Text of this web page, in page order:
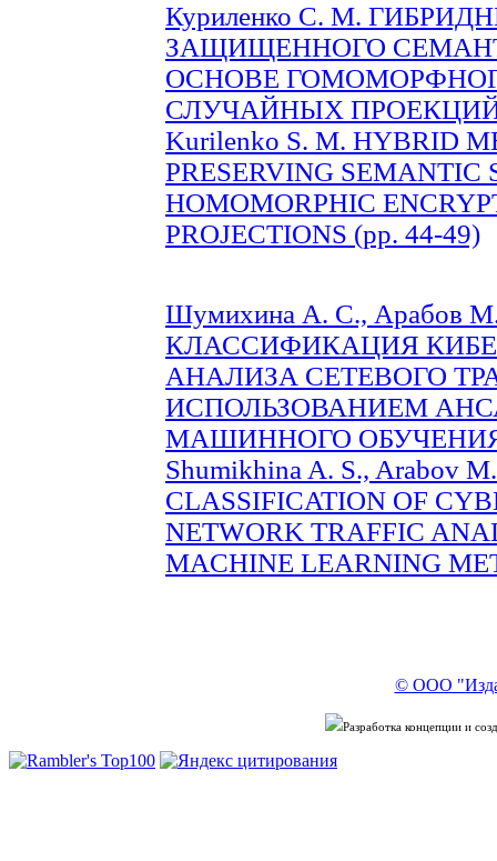
Куриленко С. М.
ЗАЩИЩЕННОГО
ОСНОВЕ
СЛУЧАЙНЫХ ПРОЕКЦИЙ
Kurilenko S. M. HYBRID
PRESERVING SEMANTIC
HOMOMORPHIC
PROJECTIONS (pp. 44-49)
Шумихина А. С.,
КЛАССИФИКАЦИЯ
АНАЛИЗА СЕТЕВОГО
ИСПОЛЬЗОВАНИЕМ
МАШИННОГО ОБУЧЕНИЯ
Shumikhina A. S., Arabov
CLASSIFICATION OF
NETWORK TRAFFIC
MACHINE LEARNING
© ООО
Разработка концепции и